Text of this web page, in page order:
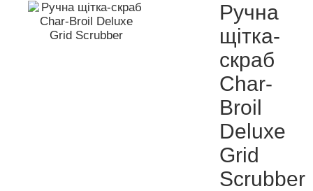
Ручна
щітка-
скраб
Char-
Broil
Deluxe
Grid
Scrubber